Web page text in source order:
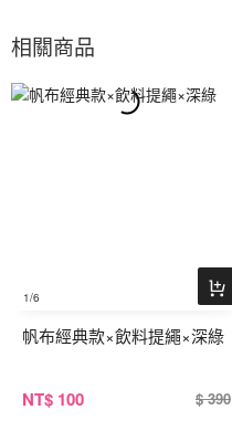
相關商品
1/6
帆布經典款×飲料提繩×深綠
NT$ 100 $ 390